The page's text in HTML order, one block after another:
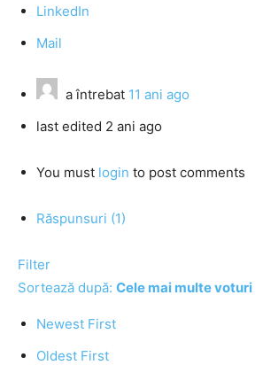
LinkedIn
Mail
a întrebat 11 ani ago
last edited 2 ani ago
You must login to post comments
Răspunsuri (1)
Filter
Sortează după: Cele mai multe voturi
Newest First
Oldest First